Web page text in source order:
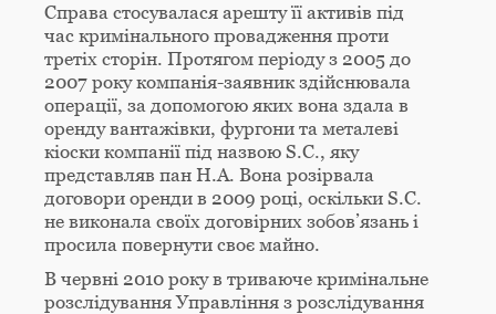
Справа стосувалася арешту її активів під
час кримінального провадження проти
третіх сторін. Протягом періоду з 2005 до
2007 року компанія-заявник здійснювала
операції, за допомогою яких вона здала в
оренду вантажівки, фургони та металеві
кіоски компанії під назвою S.C., яку
представляв пан H.A. Вона розірвала
договори оренди в 2009 році, оскільки S.C.
не виконала своїх договірних зобов’язань і
просила повернути своє майно.
В червні 2010 року в триваюче кримінальне
розслідування Управління з розслідування